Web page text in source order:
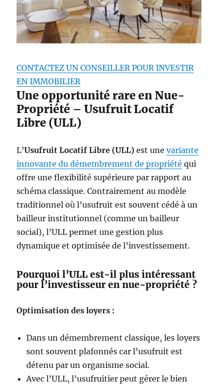
CONTACTEZ UN CONSEILLER POUR INVESTIR
EN IMMOBILIER
Une opportunité rare en Nue-
Propriété – Usufruit Locatif
Libre (ULL)
L’Usufruit Locatif Libre (ULL) est unevariante
innovante du démembrement de propriété qui
offre une flexibilité supérieure par rapport au
schéma classique. Contrairement au modèle
traditionnel où l’usufruit est souvent cédé à un
bailleur institutionnel (comme un bailleur
social), l’ULL permet une gestion plus
dynamique et optimisée de l’investissement.
Pourquoi l’ULL est-il plus intéressant
pour l’investisseur en nue-propriété ?
Optimisation des loyers :
Dans un démembrement classique, les loyers
sont souvent plafonnés car l’usufruit est
détenu par un organisme social.
Avec l’ULL, l’usufruitier peut gérer le bien